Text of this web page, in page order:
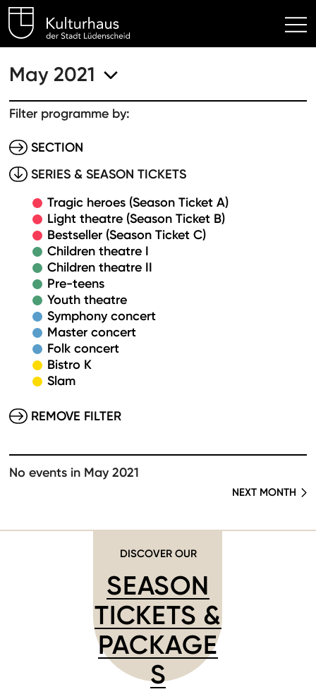
Kulturhaus Lüdenscheid
May 2021
Filter programme by:
SECTION
SERIES & SEASON TICKETS
Tragic heroes (Season Ticket A)
Light theatre (Season Ticket B)
Bestseller (Season Ticket C)
Children theatre I
Children theatre II
Pre-teens
Youth theatre
Symphony concert
Master concert
Folk concert
Bistro K
Slam
REMOVE FILTER
No events in May 2021
NEXT MONTH
DISCOVER OUR
SEASON
TICKETS &
PACKAGE
S